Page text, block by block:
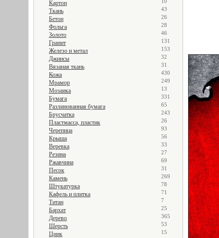
Картон
Ткань 43
Бетон 26
Фольга 28
Золото 46
Гранит 131
Железо и метал 153
Джинсы 32
Вязаная ткань 31
Кожа 430
Мрамор 249
Мозаика 13
Бумага 331
Разлинованная бумага 65
Брусчатка 243
Пластмасса, пластик 26
Черепица 93
Крыша 56
Веревка 33
Резина 27
Ржавчина 69
Песок 31
Камень 269
Штукатурка 78
Кафель и плитка 71
Титан 7
Бархат 25
Дерево 365
Шерсть 53
Цинк 15